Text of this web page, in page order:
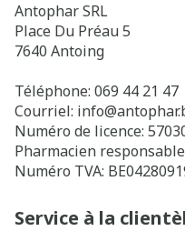
Antophar SRL
Place Du Préau 5
7640 Antoing
Téléphone: 069 44 21 47
Courriel: info@
Numéro de licence:
Pharmacien
Numéro TVA:
Service à la